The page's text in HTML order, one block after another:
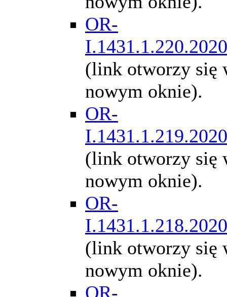
OR-
I.1431.1.220.2020
(link otworzy się
nowym oknie).
OR-
I.1431.1.219.2020
(link otworzy się
nowym oknie).
OR-
I.1431.1.218.2020
(link otworzy się
nowym oknie).
OR-